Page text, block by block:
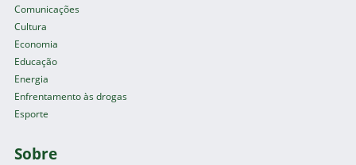
Comunicações
Cultura
Economia
Educação
Energia
Enfrentamento às drogas
Esporte
Sobre